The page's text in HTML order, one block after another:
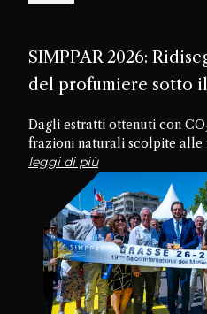
SIMPPAR 2026:
del profumiere sotto
Dagli estratti ottenuti con
frazioni naturali scolpite
futuro, passando per
commestibili, la
rivelato un’industria che
creativo nascosto
leggi di più